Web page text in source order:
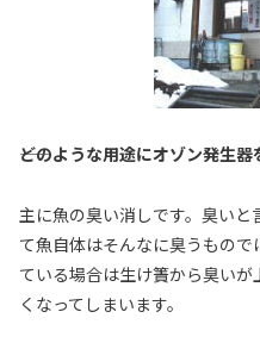
――どのような用途にオゾン発生
主に魚の臭い消しです。臭いと
て魚自体はそんなに臭うもの
ている場合は生け簀から臭い
くなってしまいます。